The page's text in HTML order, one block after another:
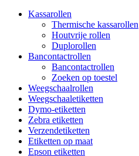
Kassarollen
Thermische kassarollen
Houtvrije rollen
Duplorollen
Bancontactrollen
Bancontactrollen
Zoeken op toestel
Weegschaalrollen
Weegschaaletiketten
Dymo-etiketten
Zebra etiketten
Verzendetiketten
Etiketten op maat
Epson etiketten